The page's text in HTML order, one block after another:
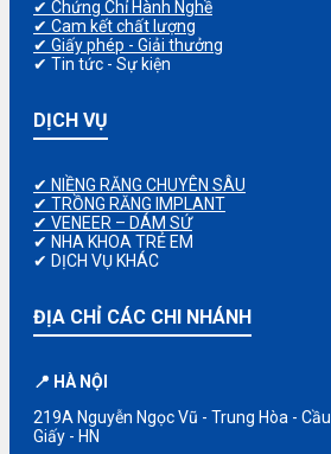
✔ Chứng Chỉ Hành Nghề
✔ Cam kết chất lượng
✔ Giấy phép - Giải thưởng
✔ Tin tức - Sự kiện
DỊCH VỤ
✔ NIỀNG RĂNG CHUYÊN SÂU
✔ TRỒNG RĂNG IMPLANT
✔ VENEER – DÁM SỨ
✔ NHA KHOA TRẺ EM
✔ DỊCH VỤ KHÁC
ĐỊA CHỈ CÁC CHI NHÁNH
📍 HÀ NỘI
219A Nguyễn Ngọc Vũ - Trung Hòa - Cầu
Giấy - HN